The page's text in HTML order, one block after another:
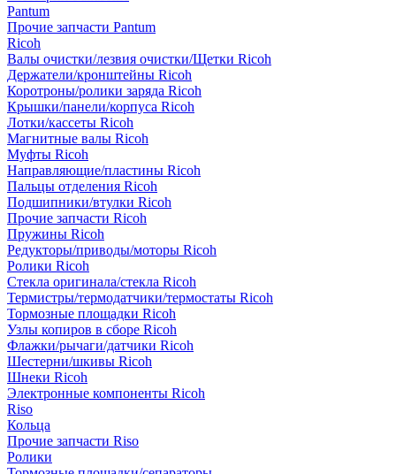
Pantum
Прочие запчасти Pantum
Ricoh
Валы очистки/лезвия очистки/Щетки Ricoh
Держатели/кронштейны Ricoh
Коротроны/ролики заряда Ricoh
Крышки/панели/корпуса Ricoh
Лотки/кассеты Ricoh
Магнитные валы Ricoh
Муфты Ricoh
Направляющие/пластины Ricoh
Пальцы отделения Ricoh
Подшипники/втулки Ricoh
Прочие запчасти Ricoh
Пружины Ricoh
Редукторы/приводы/моторы Ricoh
Ролики Ricoh
Стекла оригинала/стекла Ricoh
Термистры/термодатчики/термостаты Ricoh
Тормозные площадки Ricoh
Узлы копиров в сборе Ricoh
Флажки/рычаги/датчики Ricoh
Шестерни/шкивы Ricoh
Шнеки Ricoh
Электронные компоненты Ricoh
Riso
Кольца
Прочие запчасти Riso
Ролики